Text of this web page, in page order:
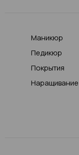
Маникюр
Педикюр
Покрытия
Наращивание